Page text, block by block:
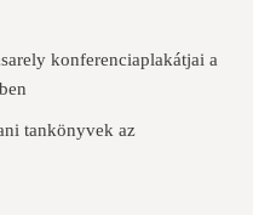
konferenciaplakátjai a
tankönyvek az